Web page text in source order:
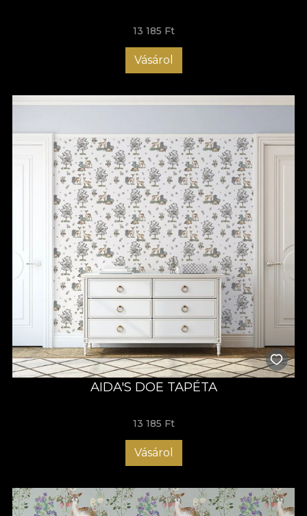
protejat, în care poate crește frumos. Cu noi este mai simplu să
îți faci copilul fericit, așa că te invităm să descoperi la VLAdiLA
tapet pentru camera copiilor și să alegi chiar acum modelul
ideal pentru ca fiecare moment să fie special pentru cel mic!
13 185 Ft
Vásárol
AIDA'S DOE TAPÉTA
13 185 Ft
Vásárol